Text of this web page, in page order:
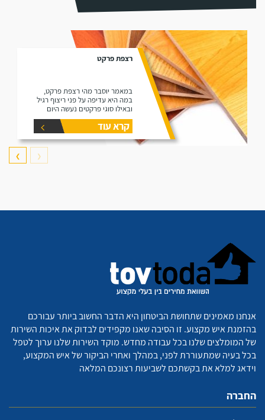
רצפת פרקט
במאמר יוסבר מהי רצפת פרקט,
במה היא עדיפה על פני ריצוף רגיל
ובאילו סוגי פרקטים נעשה היום
שימוש בשוק (למינציה ועץ גושני).
קרא עוד
❮
❯
אנחנו מאמינים שתחושת הביטחון היא הדבר החשוב ביותר עבורכם
בהזמנת איש מקצוע. זו הסיבה שאנו מקפידים לבדוק את איכות השירות
של המומלצים שלנו בכל עבודה מחדש. מוקד השירות שלנו ערוך לטפל
בכל בעיה שמתעוררת לפני, במהלך ואחרי הביקור של איש המקצוע,
וידאג למלא את בקשתכם לשביעות רצונכם המלאה
החברה